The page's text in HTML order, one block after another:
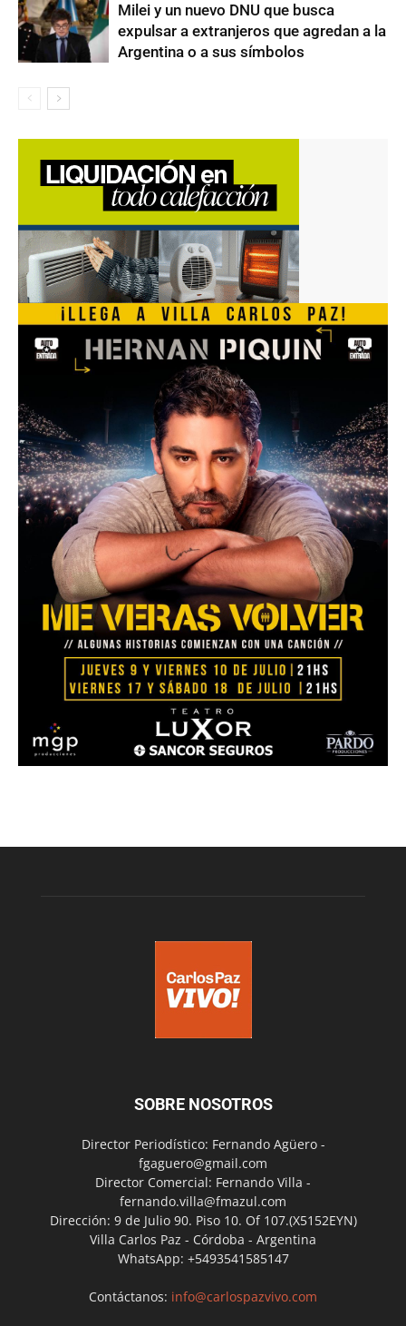
Milei y un nuevo DNU que busca
expulsar a extranjeros que agredan a la
Argentina o a sus símbolos
SOBRE NOSOTROS
Director Periodístico: Fernando Agüero -
fgaguero@gmail.com
Director Comercial: Fernando Villa -
fernando.villa@fmazul.com
Dirección: 9 de Julio 90. Piso 10. Of 107.(X5152EYN)
Villa Carlos Paz - Córdoba - Argentina
WhatsApp: +5493541585147
Contáctanos: info@carlospazvivo.com